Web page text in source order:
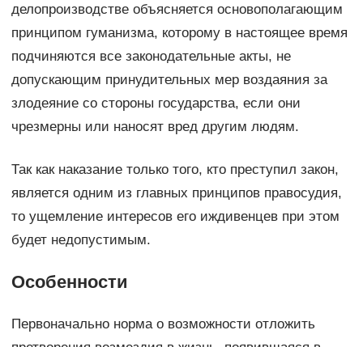
делопроизводстве объясняется основополагающим
принципом гуманизма, которому в настоящее время
подчиняются все законодательные акты, не
допускающим принудительных мер воздаяния за
злодеяние со стороны государства, если они
чрезмерны или наносят вред другим людям.
Так как наказание только того, кто преступил закон,
является одним из главных принципов правосудия,
то ущемление интересов его иждивенцев при этом
будет недопустимым.
Особенности
Первоначально норма о возможности отложить